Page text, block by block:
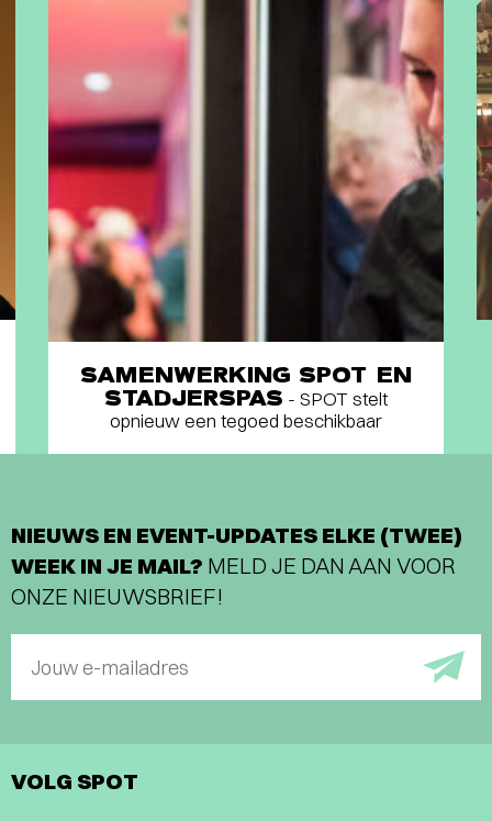
SAMENWERKING SPOT EN
STADJERSPAS - SPOT stelt
opnieuw een tegoed beschikbaar
NIEUWS EN EVENT-UPDATES ELKE (TWEE)
WEEK IN JE MAIL? MELD JE DAN AAN VOOR
ONZE NIEUWSBRIEF!
Jouw e-mailadres
VOLG SPOT